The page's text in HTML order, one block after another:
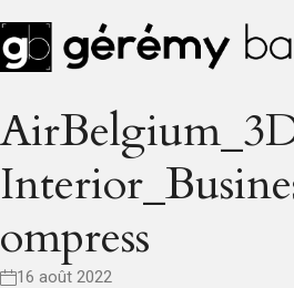
Ompress
16 août 2022